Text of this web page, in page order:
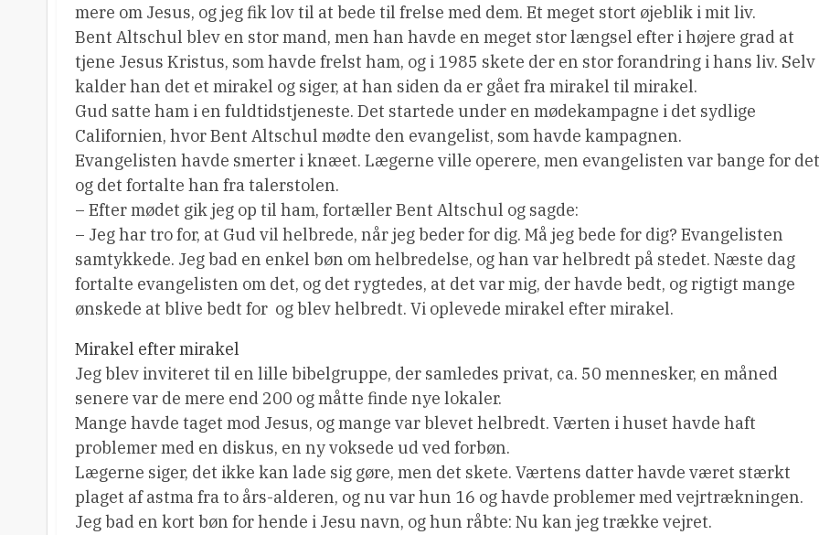
mere om Jesus, og jeg fik lov til at bede til frelse med dem. Et meget stort øjeblik i mit liv.
Bent Altschul blev en stor mand, men han havde en meget stor længsel efter i højere grad at
tjene Jesus Kristus, som havde frelst ham, og i 1985 skete der en stor forandring i hans liv. Selv
kalder han det et mirakel og siger, at han siden da er gået fra mirakel til mirakel.
Gud satte ham i en fuldtidstjeneste. Det startede under en mødekampagne i det sydlige
Californien, hvor Bent Altschul mødte den evangelist, som havde kampagnen.
Evangelisten havde smerter i knæet. Lægerne ville operere, men evangelisten var bange for
og det fortalte han fra talerstolen.
– Efter mødet gik jeg op til ham, fortæller Bent Altschul og sagde:
– Jeg har tro for, at Gud vil helbrede, når jeg beder for dig. Må jeg bede for dig? Evangelisten
samtykkede. Jeg bad en enkel bøn om helbredelse, og han var helbredt på stedet. Næste dag
fortalte evangelisten om det, og det rygtedes, at det var mig, der havde bedt, og rigtigt mange
ønskede at blive bedt for  og blev helbredt. Vi oplevede mirakel efter mirakel.
Mirakel efter mirakel
Jeg blev inviteret til en lille bibelgruppe, der samledes privat, ca. 50 mennesker, en måned
senere var de mere end 200 og måtte finde nye lokaler.
Mange havde taget mod Jesus, og mange var blevet helbredt. Værten i huset havde haft
problemer med en diskus, en ny voksede ud ved forbøn.
Lægerne siger, det ikke kan lade sig gøre, men det skete. Værtens datter havde været stærkt
plaget af astma fra to års-alderen, og nu var hun 16 og havde problemer med vejrtrækningen.
Jeg bad en kort bøn for hende i Jesu navn, og hun råbte: Nu kan jeg trække vejret.